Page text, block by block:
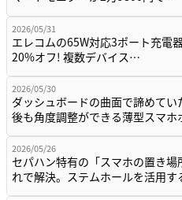
2026/05/31
エレコムの65W対応3ポート充電
20%オフ! 複数デバイス…
2026/05/30
ダッシュボードの曲面で諦めてい
後も角度調整ができる薄型スマ
2026/05/26
セパハン特有の「スマホの置き場
れで解決。ステムホールを活用